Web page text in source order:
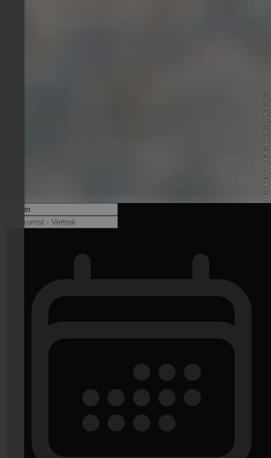
© IDM Südtirol-Alto Adige / oooyeah.de - www.idm-suedtirol.com